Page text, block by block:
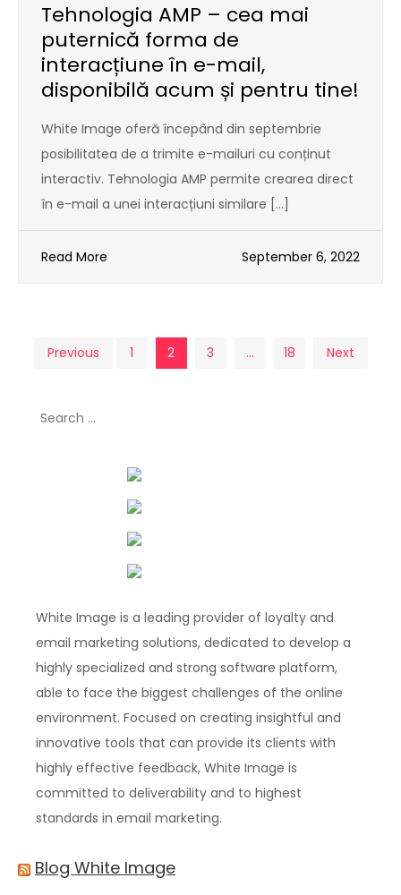
Tehnologia AMP – cea mai
puternică forma de
interacțiune în e-mail,
disponibilă acum și pentru tine!
White Image oferă începând din septembrie
posibilitatea de a trimite e-mailuri cu conținut
interactiv. Tehnologia AMP permite crearea direct
în e-mail a unei interacțiuni similare […]
Read More September 6, 2022
Posts
pagination
Previous 1 2 3 … 18 Next
White Image is a leading provider of loyalty and
email marketing solutions, dedicated to develop a
highly specialized and strong software platform,
able to face the biggest challenges of the online
environment. Focused on creating insightful and
innovative tools that can provide its clients with
highly effective feedback, White Image is
committed to deliverability and to highest
standards in email marketing.
Blog White Image